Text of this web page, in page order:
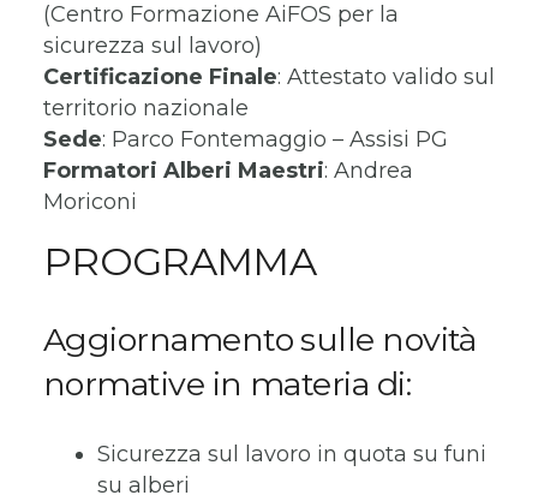
(Centro Formazione AiFOS per la
sicurezza sul lavoro)
Certificazione Finale: Attestato valido sul
territorio nazionale
Sede: Parco Fontemaggio – Assisi PG
Formatori Alberi Maestri: Andrea
Moriconi
PROGRAMMA
Aggiornamento sulle novità
normative in materia di:
Sicurezza sul lavoro in quota su funi
su alberi